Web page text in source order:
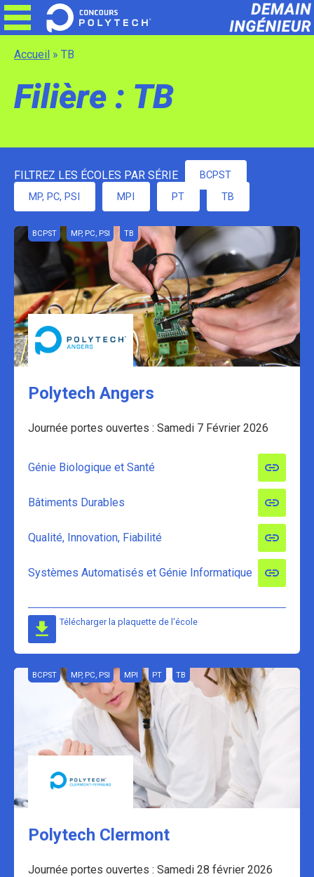
Skip
to
Accueil » TB
Filière : TB
FILTREZ LES ÉCOLES PAR SÉRIE
BCPST
MP, PC, PSI
MPI PT TB
BCPST MP, PC, PSI TB
Polytech Angers
Journée portes ouvertes : Samedi 7 Février 2026
Génie Biologique et Santé
Bâtiments Durables
Qualité, Innovation, Fiabilité
Systèmes Automatisés et Génie Informatique
Télécharger la plaquette de l'école
BCPST MP, PC, PSI MPI PT TB
Polytech Clermont
Journée portes ouvertes : Samedi 28 février 2026